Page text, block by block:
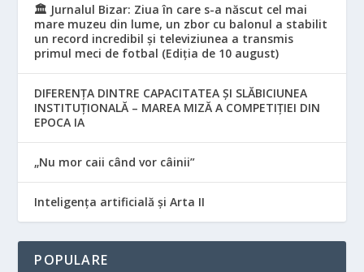
🏛️ Jurnalul Bizar: Ziua în care s-a născut cel mai
mare muzeu din lume, un zbor cu balonul a stabilit
un record incredibil și televiziunea a transmis
primul meci de fotbal (Ediția de 10 august)
DIFERENȚA DINTRE CAPACITATEA ȘI SLĂBICIUNEA
INSTITUȚIONALĂ – MAREA MIZĂ A COMPETIȚIEI DIN
EPOCA IA
„Nu mor caii când vor câinii”
Inteligența artificială și Arta II
POPULARE